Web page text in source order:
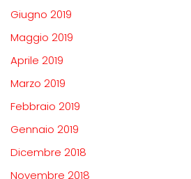
Giugno 2019
Maggio 2019
Aprile 2019
Marzo 2019
Febbraio 2019
Gennaio 2019
Dicembre 2018
Novembre 2018